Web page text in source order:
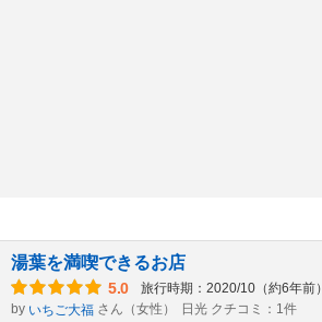
湯葉を満喫できるお店
5.0 旅行時期：2020/10（約6年前）
by いちご大福 さん（女性） 日光 クチコミ：1件